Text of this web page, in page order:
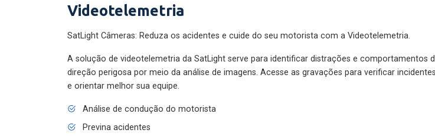
Videotelemetria
SatLight Câmeras: Reduza os acidentes e cuide do seu motorista com a Videotelemetria.
A solução de videotelemetria da SatLight serve para identificar distrações e comportamentos
direção perigosa por meio da análise de imagens. Acesse as gravações para verificar incidentes
e orientar melhor sua equipe.
Análise de condução do motorista
Previna acidentes